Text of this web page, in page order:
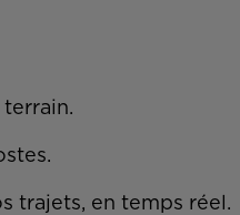
terrain.
trajets, en temps réel.